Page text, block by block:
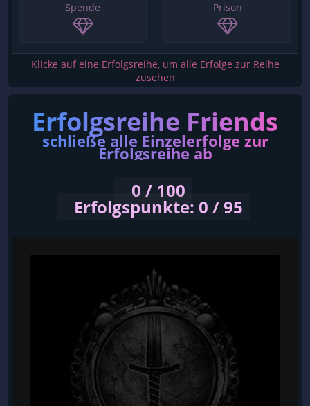
Spende Prison
Klicke auf eine Erfolgsreihe, um alle Erfolge zur Reihe
zusehen
Erfolgsreihe Friends
schließe alle Einzelerfolge zur
Erfolgsreihe ab
0 / 100
Erfolgspunkte: 0 / 95